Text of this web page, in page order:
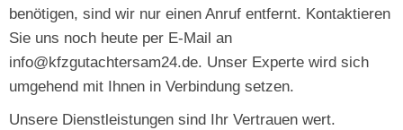
benötigen, sind wir nur einen Anruf entfernt. Kontaktieren
Sie uns noch heute per E-Mail an
info@kfzgutachtersam24.de. Unser Experte wird sich
umgehend mit Ihnen in Verbindung setzen.
Unsere Dienstleistungen sind Ihr Vertrauen wert.